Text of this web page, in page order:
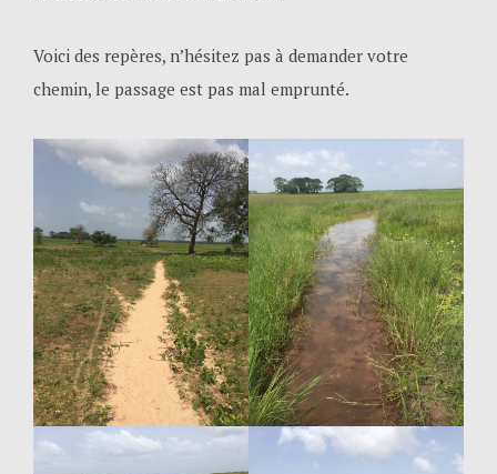
Voici des repères, n’hésitez pas à demander votre
chemin, le passage est pas mal emprunté.